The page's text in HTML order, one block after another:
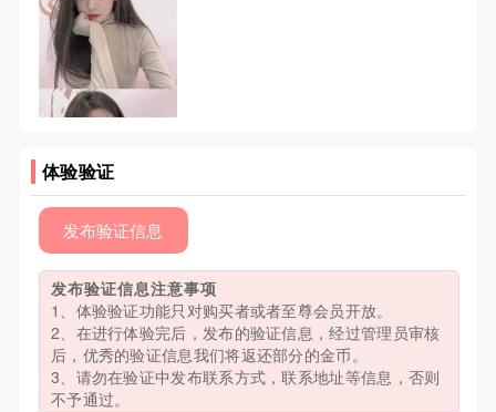
体验验证
发布验证信息
发布验证信息注意事项
1、体验验证功能只对购买者或者至尊会员开放。
2、在进行体验完后，发布的验证信息，经过管理员审核
后，优秀的验证信息我们将返还部分的金币。
3、请勿在验证中发布联系方式，联系地址等信息，否则
不予通过。